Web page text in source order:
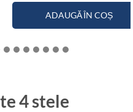
ADAUGĂ ÎN COȘ
4 stele